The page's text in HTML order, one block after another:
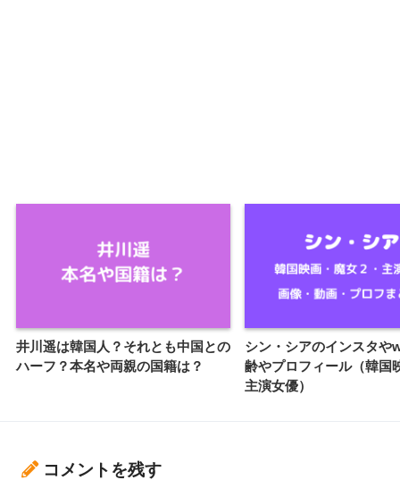
井川遥は韓国人？それとも中国との
ハーフ？本名や両親の国籍は？
シン・シアのインスタや
齢やプロフィール（韓国
主演女優）
コメントを残す